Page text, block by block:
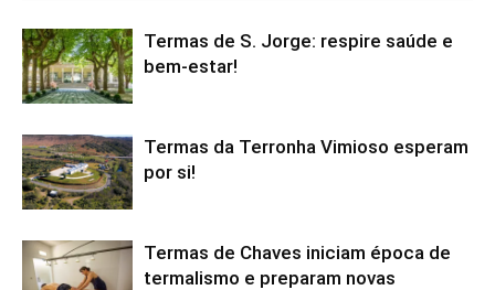
Termas de S. Jorge: respire saúde e
bem-estar!
Termas da Terronha Vimioso esperam
por si!
Termas de Chaves iniciam época de
termalismo e preparam novas